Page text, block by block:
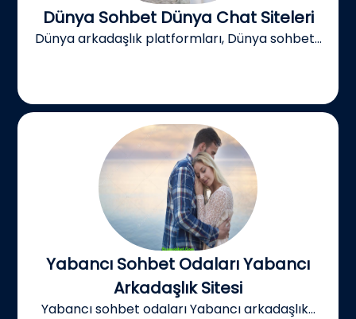
Dünya Sohbet Dünya Chat Siteleri
Dünya arkadaşlık platformları, Dünya sohbet...
Yabancı Sohbet Odaları Yabancı
Arkadaşlık Sitesi
Yabancı sohbet odaları Yabancı arkadaşlık...